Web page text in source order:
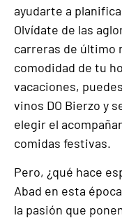
ayudarte a
Olvídate de las
carreras de último
comodidad de tu
vacaciones,
vinos DO Bierzo y
elegir el
comidas festivas.
Pero, ¿qué hace
Abad en esta
la pasión que